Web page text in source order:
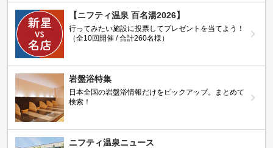
【ニフティ温泉 百名湯2026】
行ってみたい施設に投票してプレゼントを当てよう！
（全10回開催 / 合計260名様）
岩盤浴特集
日本全国の岩盤浴情報だけをピックアップ。まとめて
検索！
ニフティ温泉ニュース